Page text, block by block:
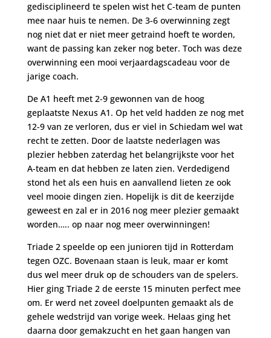
gedisciplineerd te spelen wist het C-team de punten
mee naar huis te nemen. De 3-6 overwinning zegt
nog niet dat er niet meer getraind hoeft te worden,
want de passing kan zeker nog beter. Toch was deze
overwinning een mooi verjaardagscadeau voor de
jarige coach.
De A1 heeft met 2-9 gewonnen van de hoog
geplaatste Nexus A1. Op het veld hadden ze nog met
12-9 van ze verloren, dus er viel in Schiedam wel wat
recht te zetten. Door de laatste nederlagen was
plezier hebben zaterdag het belangrijkste voor het
A-team en dat hebben ze laten zien. Verdedigend
stond het als een huis en aanvallend lieten ze ook
veel mooie dingen zien. Hopelijk is dit de keerzijde
geweest en zal er in 2016 nog meer plezier gemaakt
worden….. op naar nog meer overwinningen!
Triade 2 speelde op een junioren tijd in Rotterdam
tegen OZC. Bovenaan staan is leuk, maar er komt
dus wel meer druk op de schouders van de spelers.
Hier ging Triade 2 de eerste 15 minuten perfect mee
om. Er werd net zoveel doelpunten gemaakt als de
gehele wedstrijd van vorige week. Helaas ging het
daarna door gemakzucht en het gaan hangen van